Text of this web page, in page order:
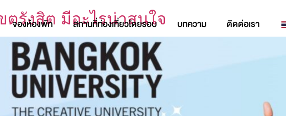
จองห้องพัก สถานที่ท่องเที่ยวโดยรอบ บทความ ติดต่อเรา
ตรังสิต มีอะไรน่าสนใจ